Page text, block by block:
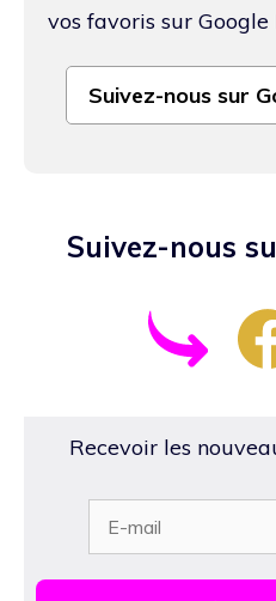
vos favoris sur
Suivez-nous sur
Suivez-nous
Recevoir les